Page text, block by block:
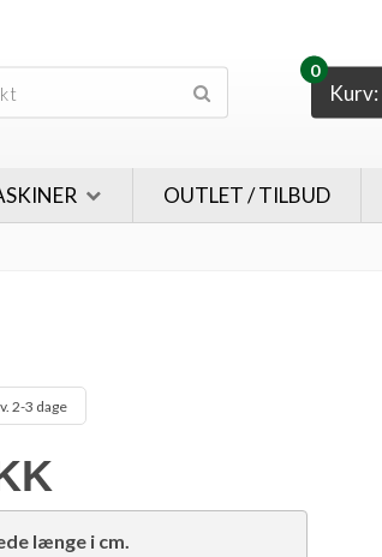
0
OUTLET / TILBUD
2-3 dage
længe i cm.